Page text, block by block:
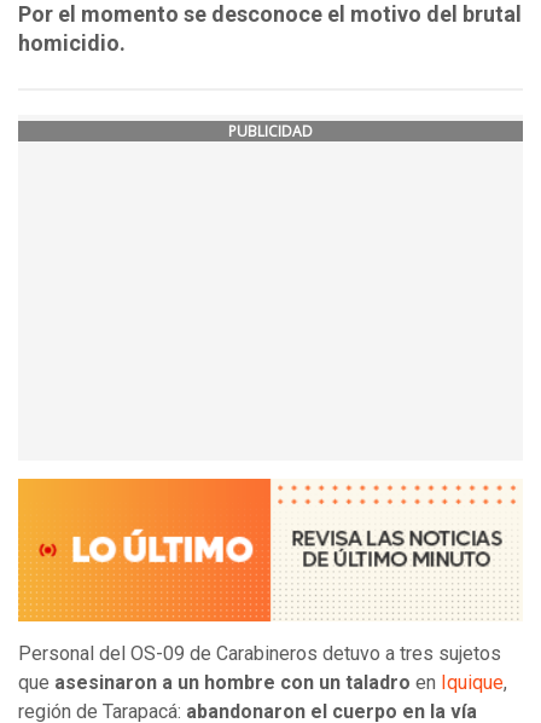
Por el momento se desconoce el motivo del brutal
homicidio.
PUBLICIDAD
Personal del OS-09 de Carabineros detuvo a tres sujetos
que asesinaron a un hombre con un taladro en Iquique,
región de Tarapacá: abandonaron el cuerpo en la vía